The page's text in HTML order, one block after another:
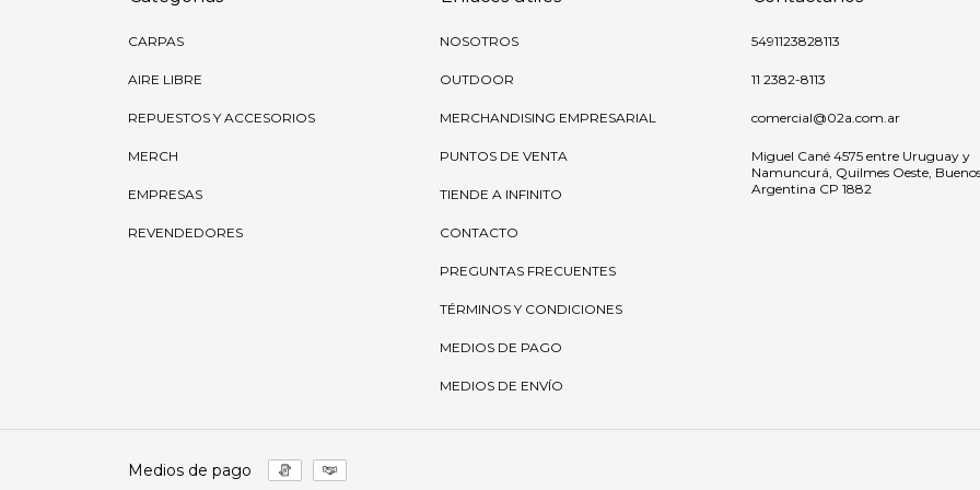
CARPAS
AIRE LIBRE
REPUESTOS Y ACCESORIOS
MERCH
EMPRESAS
REVENDEDORES
NOSOTROS
OUTDOOR
MERCHANDISING EMPRESARIAL
PUNTOS DE VENTA
TIENDE A INFINITO
CONTACTO
PREGUNTAS FRECUENTES
TÉRMINOS Y CONDICIONES
MEDIOS DE PAGO
MEDIOS DE ENVÍO
5491123828113
11 2382-8113
comercial@02a.com.ar
Miguel Cané 4575 entre Uruguay y
Namuncurá, Quilmes Oeste,
Argentina CP 1882
Medios de pago